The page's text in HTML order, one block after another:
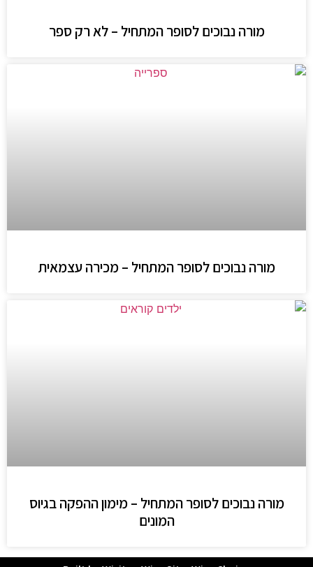
מורה נבוכים לסופר המתחיל – לא רק ספר
מורה נבוכים לסופר המתחיל – מכירה עצמאית
מורה נבוכים לסופר המתחיל – מימון ההפקה בגיוס
המונים